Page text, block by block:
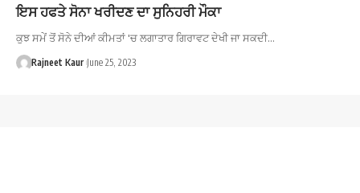
ਇਸ ਹਫਤੇ ਸੋਨਾ ਖਰੀਦਣ ਦਾ ਸੁਨਿਹਰੀ ਮੌਕਾ
ਕੁਝ ਸਮੇਂ ਤੋਂ ਸੋਨੇ ਦੀਆਂ ਕੀਮਤਾਂ 'ਚ ਲਗਾਤਾਰ ਗਿਰਾਵਟ ਦੇਖੀ ਜਾ ਸਕਦੀ…
Rajneet Kaur June 25, 2023